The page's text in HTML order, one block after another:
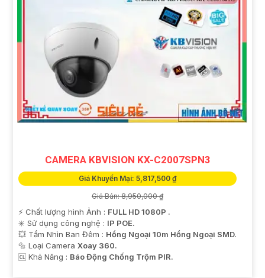
CAMERA KBVISION KX-C2007SPN3
Giá Khuyến Mại: 5,817,500 ₫
Giá Bán: 8,950,000 ₫
️⚡ Chất lượng hình Ảnh : FULL HD 1080P .
✳️ Sử dụng công nghệ : IP POE.
💥 Tầm Nhìn Ban Đêm : Hồng Ngoại 10m Hồng Ngoại SMD.
🔩 Loại Camera Xoay 360.
️🆑 Khả Năng : Báo Động Chống Trộm PIR.